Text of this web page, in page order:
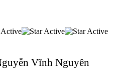
Vĩnh Nguyên